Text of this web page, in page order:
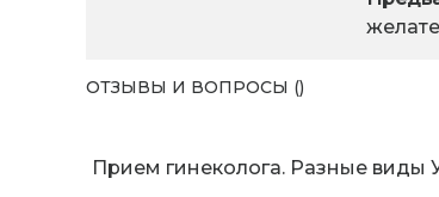
ОТЗЫВЫ И ВОПРОСЫ ()
Прием гинеколога. Разные виды